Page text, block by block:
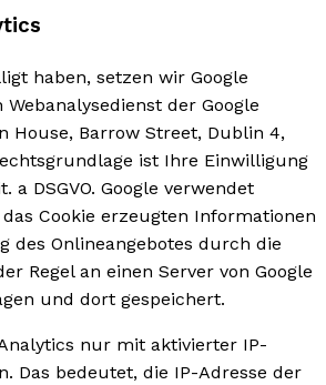
haben, setzen wir Google
der Google
House, Barrow Street, Dublin 4,
ist Ihre Einwilligung
a DSGVO. Google verwendet
Cookie erzeugten Informationen
des Onlineangebotes durch die
Regel an einen Server von Google
und dort gespeichert.
nur mit aktivierter IP-
Das bedeutet, die IP-Adresse der